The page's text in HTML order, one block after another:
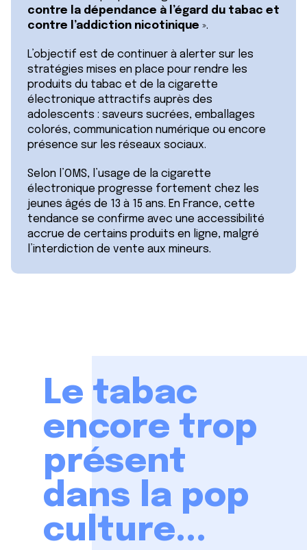
contre la dépendance à l’égard du tabac et
contre l’addiction nicotinique ».
L’objectif est de continuer à alerter sur les
stratégies mises en place pour rendre les
produits du tabac et de la cigarette
électronique attractifs auprès des
adolescents : saveurs sucrées, emballages
colorés, communication numérique ou encore
présence sur les réseaux sociaux.
Selon l’OMS, l’usage de la cigarette
électronique progresse fortement chez les
jeunes âgés de 13 à 15 ans. En France, cette
tendance se confirme avec une accessibilité
accrue de certains produits en ligne, malgré
l’interdiction de vente aux mineurs.
Le tabac
encore trop
présent
dans la pop
culture...